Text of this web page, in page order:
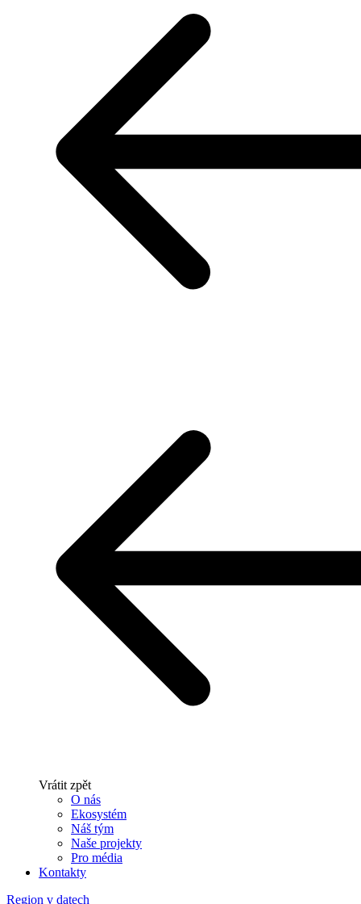
Vrátit zpět
O nás
Ekosystém
Náš tým
Naše projekty
Pro média
Kontakty
Region v datech